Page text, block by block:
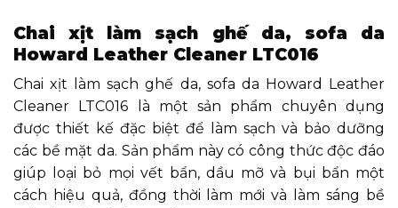
Chai xịt làm sạch ghế da, sofa da
Howard Leather Cleaner LTC016
Chai xịt làm sạch ghế da, sofa da Howard Leather
Cleaner LTC016 là một sản phẩm chuyên dụng
được thiết kế đặc biệt để làm sạch và bảo dưỡng
các bề mặt da. Sản phẩm này có công thức độc đáo
giúp loại bỏ mọi vết bẩn, dầu mỡ và bụi bẩn một
cách hiệu quả, đồng thời làm mới và làm sáng bề